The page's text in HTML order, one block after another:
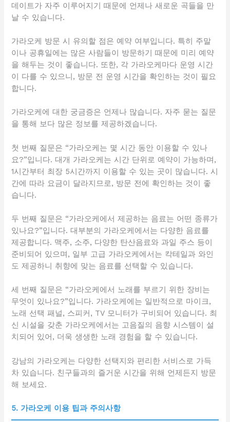
데이트가 자주 이루어지기 때문에 언제나 새로운 곡들을 만
날 수 있습니다.
가라오케 방문 시 유의할 점은 예약 여부입니다. 특히 주말
이나 공휴일에는 많은 사람들이 방문하기 때문에 미리 예약
을 해두는 것이 좋습니다. 또한, 각 가라오케마다 운영 시간
이 다를 수 있으니, 방문 전 운영 시간을 확인하는 것이 필요
합니다.
가라오케에 대한 궁금증은 언제나 많습니다. 자주 묻는 질문
을 통해 보다 많은 정보를 제공하겠습니다.
첫 번째 질문은 “가라오케는 몇 시간 동안 이용할 수 있나
요?”입니다. 대개 가라오케는 시간 단위로 예약이 가능하며,
1시간부터 최장 5시간까지 이용할 수 있는 곳이 많습니다. 시
간에 따라 요금이 달라지므로, 방문 전에 확인하는 것이 좋
습니다.
두 번째 질문은 “가라오케에서 제공하는 음료는 어떤 종류가
있나요?”입니다. 대부분의 가라오케에서는 다양한 음료를
제공합니다. 맥주, 소주, 다양한 탄산음료와 과일 주스 등이
준비되어 있으며, 일부 고급 가라오케에서는 칵테일과 와인
도 제공하니 취향에 맞는 음료를 선택할 수 있습니다.
세 번째 질문은 “가라오케에서 노래를 부르기 위한 장비는
무엇이 있나요?”입니다. 가라오케에는 일반적으로 마이크,
노래 선택 패널, 스피커, TV 모니터가 구비되어 있습니다. 최
신 시설을 갖춘 가라오케에서는 고음질의 음향 시스템이 설
치되어 있어, 더욱 생생한 노래 경험을 할 수 있습니다.
강남의 가라오케는 다양한 선택지와 편리한 서비스로 가득
차 있습니다. 친구들과의 즐거운 시간을 위해 언제든지 방문
해 보세요.
5. 가라오케 이용 팁과 주의사항